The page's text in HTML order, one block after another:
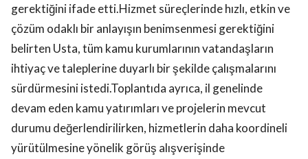
gerektiğini ifade etti.Hizmet süreçlerinde hızlı, etkin ve
çözüm odaklı bir anlayışın benimsenmesi gerektiğini
belirten Usta, tüm kamu kurumlarının vatandaşların
ihtiyaç ve taleplerine duyarlı bir şekilde çalışmalarını
sürdürmesini istedi.Toplantıda ayrıca, il genelinde
devam eden kamu yatırımları ve projelerin mevcut
durumu değerlendirilirken, hizmetlerin daha koordineli
yürütülmesine yönelik görüş alışverişinde